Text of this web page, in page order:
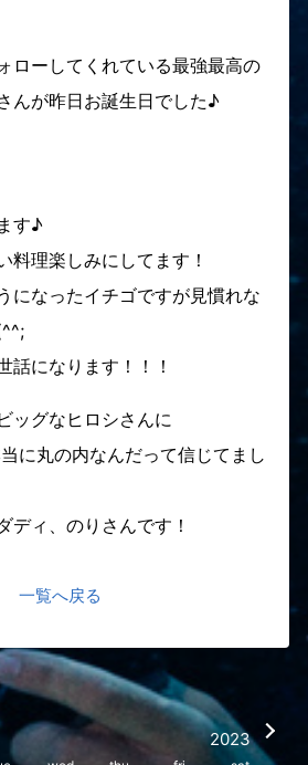
ローしてくれている最強最高の
んが昨日お誕生日でした♪
す♪
料理楽しみにしてます！
になったイチゴですが見慣れな
話になります！！！
ッグなヒロシさんに
に丸の内なんだって信じてまし
ディ、のりさんです！
一覧へ戻る
2023